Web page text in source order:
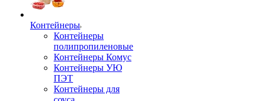
Контейнеры
Контейнеры
полипропиленовые
Контейнеры Комус
Контейнеры УЮ
ПЭТ
Контейнеры для